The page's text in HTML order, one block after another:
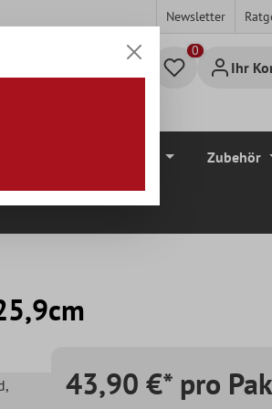
Newsletter
Ihr
Zubehör
,
43,90 €* pro